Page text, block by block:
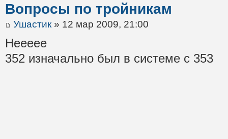
Вопросы по тройникам
Ушастик» 12 мар 2009, 21:00
Неееее
352 изначально был в системе с 353